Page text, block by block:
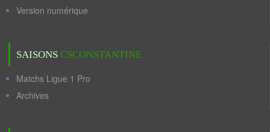
Version numérique
SAISONS CSCONSTANTINE
Matchs Ligue 1 Pro
Archives